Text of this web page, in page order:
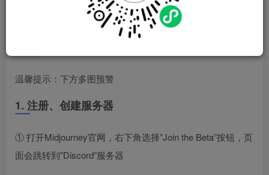
2.版权问题：会员生成的图片版权归创作者所有
温馨提示：下方多图预警
1. 注册、创建服务器
① 打开Midjourney官网，右下角选择”Join the Beta”按钮，页
面会跳转到”Discord”服务器